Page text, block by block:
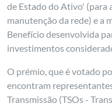
de Estado do Ativo' (para
manutenção da rede) e
Benefício desenvolvida
investimentos
O prémio, que é votado
encontram
Transmissão (TSOs -